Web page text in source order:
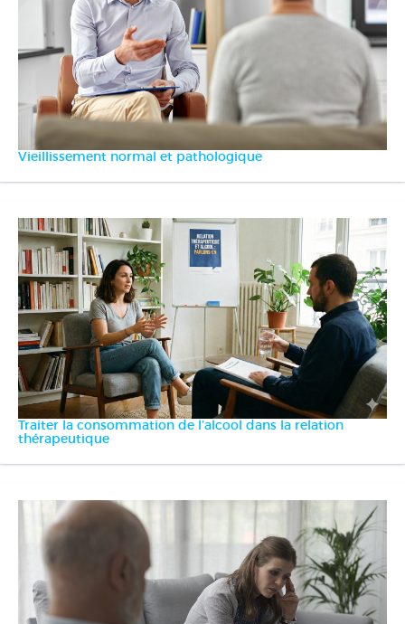
Vieillissement normal et pathologique
Traiter la consommation de l’alcool dans la relation
thérapeutique